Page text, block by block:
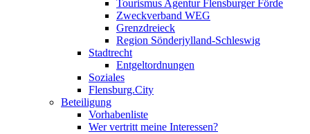
Tourismus Agentur Flensburger Förde
Zweckverband WEG
Grenzdreieck
Region Sönderjylland-Schleswig
Stadtrecht
Entgeltordnungen
Soziales
Flensburg.City
Beteiligung
Vorhabenliste
Wer vertritt meine Interessen?